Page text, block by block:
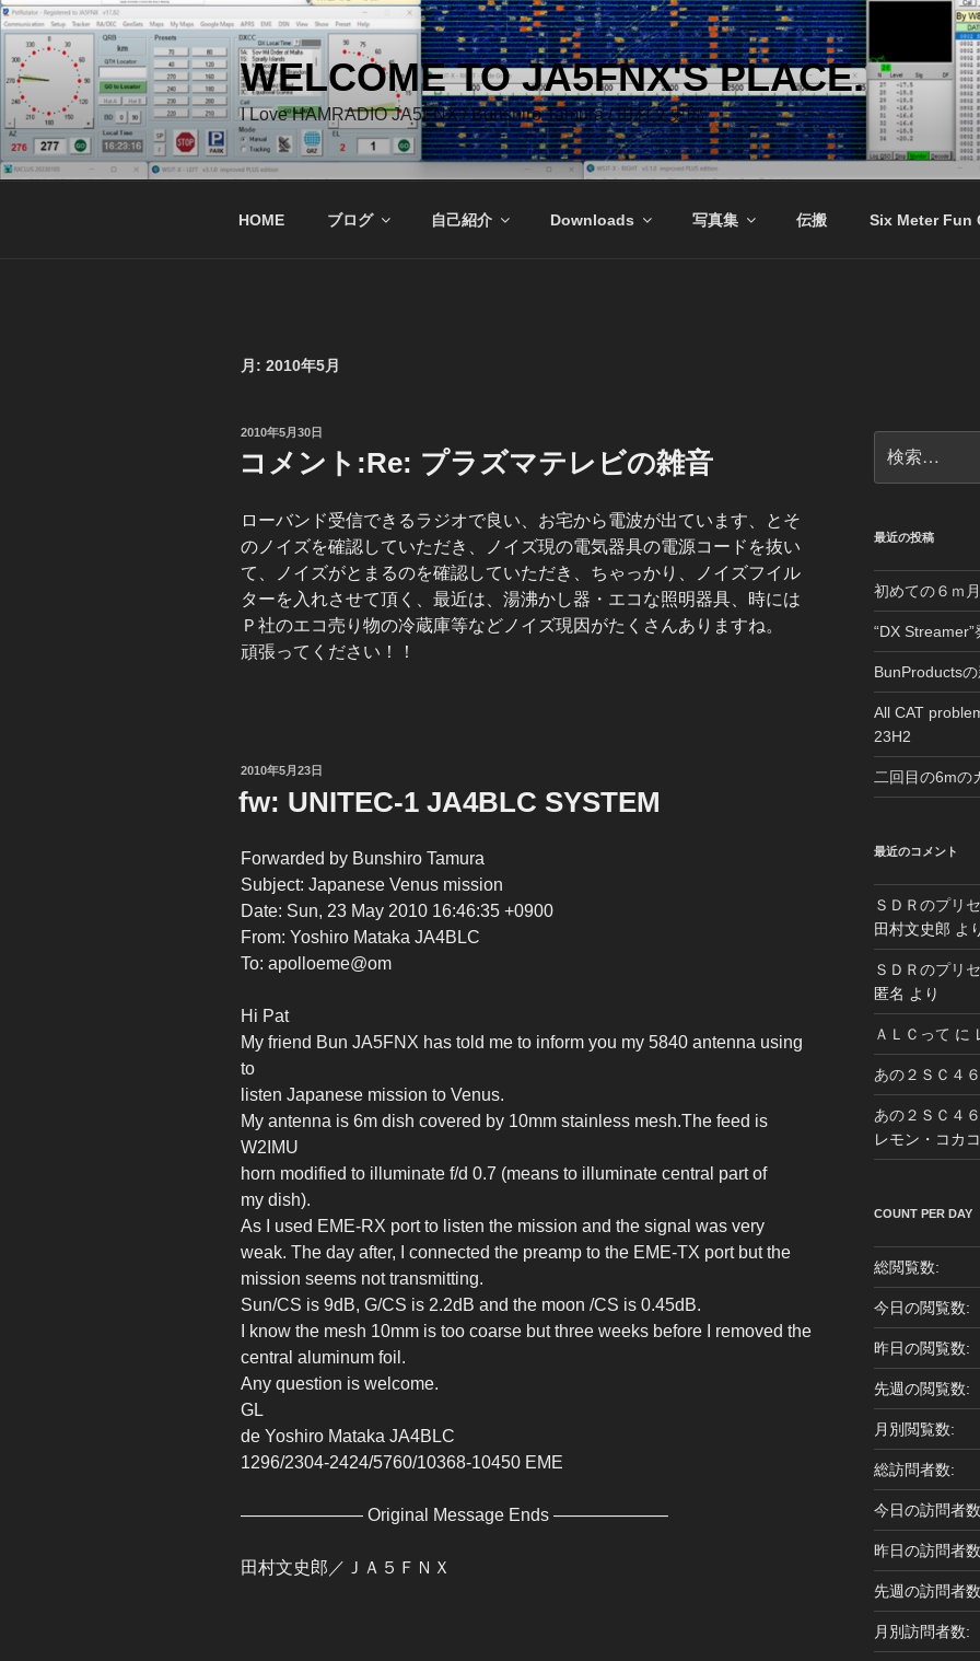
コ
ン
テ
ツ
へ
ス
WELCOME TO JA5FNX'S PLACE.
I Love HAMRADIO JA5FNX / Bunshiro Tamura / 田村文史郎
HOME ブログ 自己紹介 Downloads 写真集 伝搬 Six Meter Fun
月: 2010年5月
投
日:
2010年5月30日
コメント:Re: プラズマテレビの雑音
ローバンド受信できるラジオで良い、お宅から電波が出ています、とそ
のノイズを確認していただき、ノイズ現の電気器具の電源コードを抜い
て、ノイズがとまるのを確認していただき、ちゃっかり、ノイズフイル
ターを入れさせて頂く、最近は、湯沸かし器・エコな照明器具、時には
Ｐ社のエコ売り物の冷蔵庫等などノイズ現因がたくさんありますね。
頑張ってください！！
投
日:
2010年5月23日
fw: UNITEC-1 JA4BLC SYSTEM
Forwarded by Bunshiro Tamura
Subject: Japanese Venus mission
Date: Sun, 23 May 2010 16:46:35 +0900
From: Yoshiro Mataka JA4BLC
To: apolloeme@om
Hi Pat
My friend Bun JA5FNX has told me to inform you my 5840 antenna using
to
listen Japanese mission to Venus.
My antenna is 6m dish covered by 10mm stainless mesh.The feed is
W2IMU
horn modified to illuminate f/d 0.7 (means to illuminate central part of
my dish).
As I used EME-RX port to listen the mission and the signal was very
weak. The day after, I connected the preamp to the EME-TX port but the
mission seems not transmitting.
Sun/CS is 9dB, G/CS is 2.2dB and the moon /CS is 0.45dB.
I know the mesh 10mm is too coarse but three weeks before I removed the
central aluminum foil.
Any question is welcome.
GL
de Yoshiro Mataka JA4BLC
1296/2304-2424/5760/10368-10450 EME
——————— Original Message Ends ——————–
田村文史郎／ＪＡ５ＦＮＸ
索:
最近の投稿
初めての６ｍ
“DX Streamer”
BunProducts
All CAT
23H2
二回目の6mの
最近のコメント
ＳＤＲのプリ
田村文史郎 よ
ＳＤＲのプリ
匿名 より
ＡＬＣって に
あの２ＳＣ４
あの２ＳＣ４
レモン・コカ
COUNT PER DAY
総閲覧数:
今日の閲覧数:
昨日の閲覧数:
先週の閲覧数:
月別閲覧数:
総訪問者数:
今日の訪問者
昨日の訪問者
先週の訪問者
月別訪問者数: